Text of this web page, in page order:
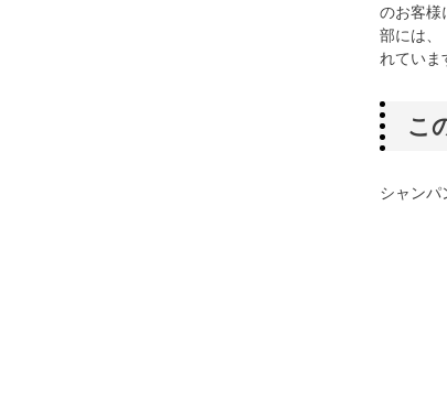
のお客様
部には、
れていま
こ
シャンパ